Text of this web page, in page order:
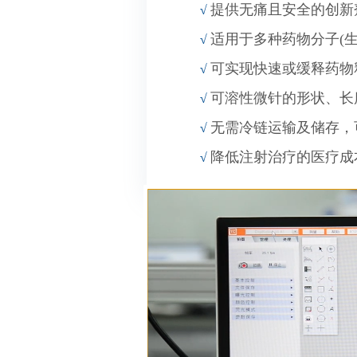
√ 提供无痛且安全的创新
√ 适用于多种药物分子(
√ 可实现快速或缓释药物
√ 可溶性微针的形状、
√ 无需冷链运输及储存
√ 降低注射治疗的医疗